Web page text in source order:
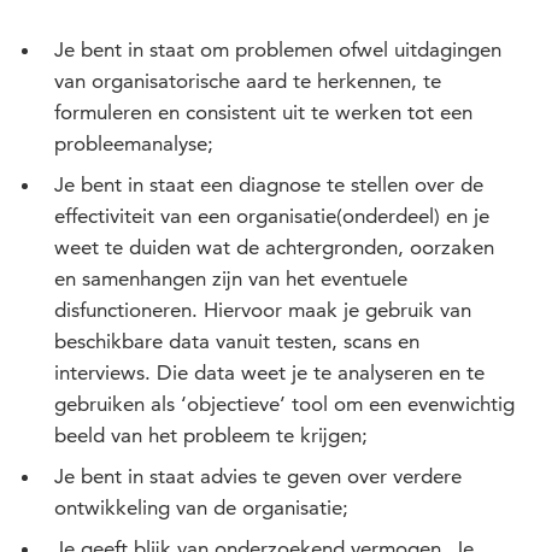
Je bent in staat om problemen ofwel uitdagingen
van organisatorische aard te herkennen, te
formuleren en consistent uit te werken tot een
probleemanalyse;
Je bent in staat een diagnose te stellen over de
effectiviteit van een organisatie(onderdeel) en je
weet te duiden wat de achtergronden, oorzaken
en samenhangen zijn van het eventuele
disfunctioneren. Hiervoor maak je gebruik van
beschikbare data vanuit testen, scans en
interviews. Die data weet je te analyseren en te
gebruiken als ‘objectieve’ tool om een evenwichtig
beeld van het probleem te krijgen;
Je bent in staat advies te geven over verdere
ontwikkeling van de organisatie;